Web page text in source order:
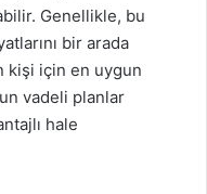
Genellikle, bu
bir arada
kişi için en uygun
vadeli planlar
hale